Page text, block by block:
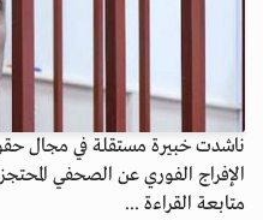
ناشدت خبيرة مستقلة في مجال
الإفراج الفوري عن الصحفي
متابعة القراءة ...